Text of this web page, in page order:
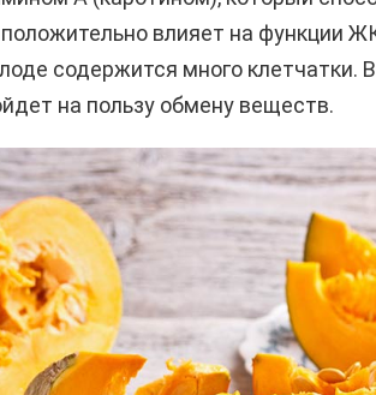
влияет на функции
содержится много клетчатки.
на пользу обмену веществ.